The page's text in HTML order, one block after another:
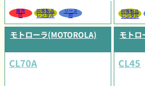
販売
可
同等製品
レンタル
リース
可
同等製品
レンタル
モトローラ(MOTOROLA)
CL70A
モトロ
CL45